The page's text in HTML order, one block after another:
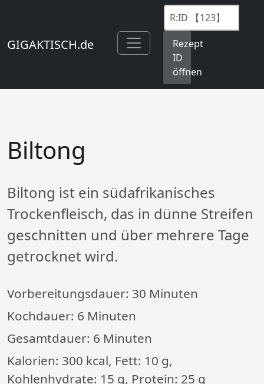
GIGAKTISCH.de
Rezept
ID
öffnen
Biltong
Biltong ist ein südafrikanisches
Trockenfleisch, das in dünne Streifen
geschnitten und über mehrere Tage
getrocknet wird.
Vorbereitungsdauer: 30 Minuten
Kochdauer: 6 Minuten
Gesamtdauer: 6 Minuten
Kalorien: 300 kcal, Fett: 10 g,
Kohlenhydrate: 15 g, Protein: 25 g